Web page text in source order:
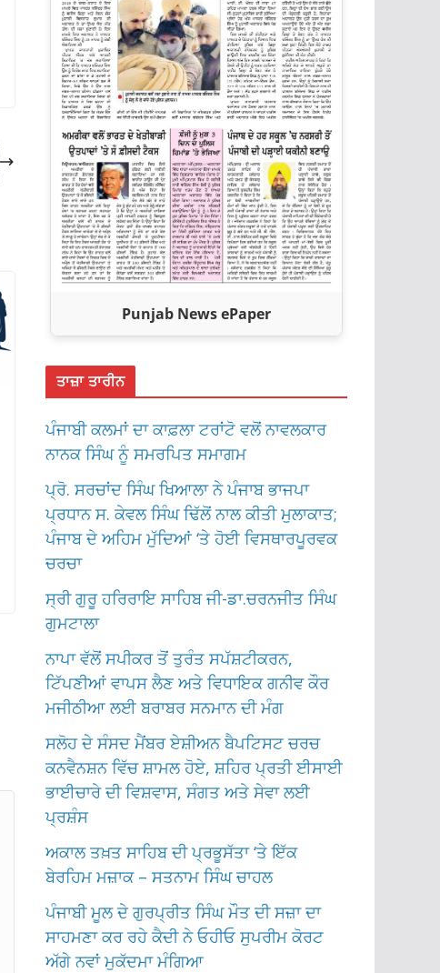
Punjab News ePaper
ਤਾਜ਼ਾ ਤਾਰੀਨ
ਪੰਜਾਬੀ ਕਲਮਾਂ ਦਾ ਕਾਫ਼ਲਾ ਟਰਾਂਟੋ ਵਲੋਂ ਨਾਵਲਕਾਰ
ਨਾਨਕ ਸਿੰਘ ਨੂੰ ਸਮਰਪਿਤ ਸਮਾਗਮ
ਪ੍ਰੋ. ਸਰਚਾਂਦ ਸਿੰਘ ਖਿਆਲਾ ਨੇ ਪੰਜਾਬ ਭਾਜਪਾ
ਪ੍ਰਧਾਨ ਸ. ਕੇਵਲ ਸਿੰਘ ਢਿੱਲੋਂ ਨਾਲ ਕੀਤੀ ਮੁਲਾਕਾਤ;
ਪੰਜਾਬ ਦੇ ਅਹਿਮ ਮੁੱਦਿਆਂ ‘ਤੇ ਹੋਈ ਵਿਸਥਾਰਪੂਰਵਕ
ਚਰਚਾ
ਸ੍ਰੀ ਗੁਰੂ ਹਰਿਰਾਇ ਸਾਹਿਬ ਜੀ-ਡਾ.ਚਰਨਜੀਤ ਸਿੰਘ
ਗੁਮਟਾਲਾ
ਨਾਪਾ ਵੱਲੋਂ ਸਪੀਕਰ ਤੋਂ ਤੁਰੰਤ ਸਪੱਸ਼ਟੀਕਰਨ,
ਟਿੱਪਣੀਆਂ ਵਾਪਸ ਲੈਣ ਅਤੇ ਵਿਧਾਇਕ ਗਨੀਵ ਕੌਰ
ਮਜੀਠੀਆ ਲਈ ਬਰਾਬਰ ਸਨਮਾਨ ਦੀ ਮੰਗ
ਸਲੋਹ ਦੇ ਸੰਸਦ ਮੈਂਬਰ ਏਸ਼ੀਅਨ ਬੈਪਟਿਸਟ ਚਰਚ
ਕਨਵੈਨਸ਼ਨ ਵਿੱਚ ਸ਼ਾਮਲ ਹੋਏ, ਸ਼ਹਿਰ ਪ੍ਰਤੀ ਈਸਾਈ
ਭਾਈਚਾਰੇ ਦੀ ਵਿਸ਼ਵਾਸ, ਸੰਗਤ ਅਤੇ ਸੇਵਾ ਲਈ
ਪ੍ਰਸ਼ੰਸ
ਅਕਾਲ ਤਖ਼ਤ ਸਾਹਿਬ ਦੀ ਪ੍ਰਭੂਸੱਤਾ ‘ਤੇ ਇੱਕ
ਬੇਰਹਿਮ ਮਜ਼ਾਕ – ਸਤਨਾਮ ਸਿੰਘ ਚਾਹਲ
ਪੰਜਾਬੀ ਮੂਲ ਦੇ ਗੁਰਪ੍ਰੀਤ ਸਿੰਘ ਮੌਤ ਦੀ ਸਜ਼ਾ ਦਾ
ਸਾਹਮਣਾ ਕਰ ਰਹੇ ਕੈਦੀ ਨੇ ਓਹੀਓ ਸੁਪਰੀਮ ਕੋਰਟ
ਅੱਗੇ ਨਵਾਂ ਮੁਕੱਦਮਾ ਮੰਗਿਆ